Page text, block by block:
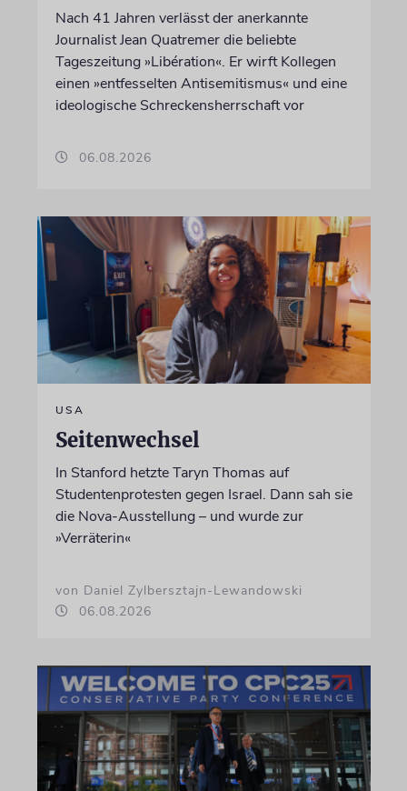
Nach 41 Jahren verlässt der anerkannte
Journalist Jean Quatremer die beliebte
Tageszeitung »Libération«. Er wirft Kollegen
einen »entfesselten Antisemitismus« und eine
ideologische Schreckensherrschaft vor
06.08.2026
USA
Seitenwechsel
In Stanford hetzte Taryn Thomas auf
Studentenprotesten gegen Israel. Dann sah sie
die Nova-Ausstellung – und wurde zur
»Verräterin«
von Daniel Zylbersztajn-Lewandowski
06.08.2026